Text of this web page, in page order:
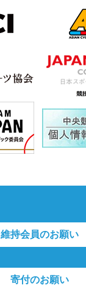
維持会員のお願い
寄付のお願い